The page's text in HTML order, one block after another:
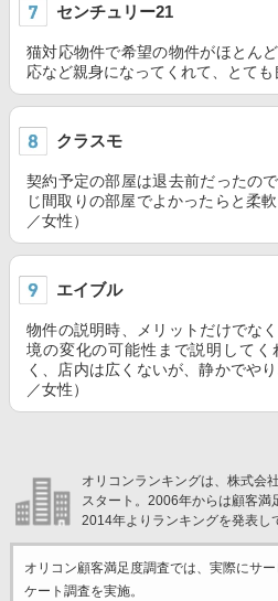
センチュリー21
猫対応物件で希望の物件がほとん
応など親身になってくれて、とても
クラスモ
契約予定の部屋は退去前だったの
じ間取りの部屋でよかったらと柔
／女性）
エイブル
物件の説明時、メリットだけでな
境の変化の可能性まで説明して
く、店内は広くないが、静かでや
／女性）
オリコンランキングは、株式会
スタート。2006年からは顧客満
2014年よりランキングを発表し
オリコン顧客満足度調査では、実際にサ
ケート調査を実施。